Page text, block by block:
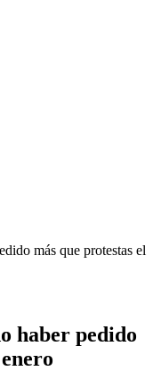
más que protestas el
haber pedido